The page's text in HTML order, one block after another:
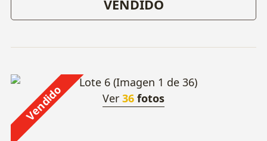
ALQUILER). IMPORTE APROXIMADO 600 €.
VENDIDO
Vendido Ver 36 fotos